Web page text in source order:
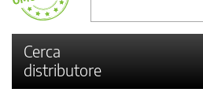
Cerca
distributore